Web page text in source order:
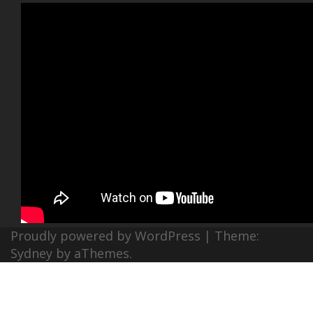
Proudly powered by WordPress | Theme:
Sydney by aThemes.